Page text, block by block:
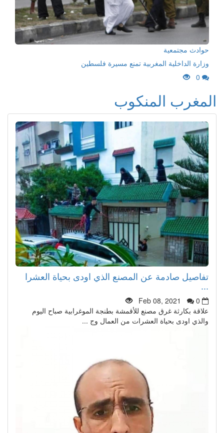
حوادث مجتمعية
وزارة الداخلية المغربية تمنع مسيرة فلسطين
0
المغرب المنكوب
تفاصيل صادمة عن المصنع الذي اودى بحياة العشرا
Feb 08, 2021
0
علاقة بكارثة غرق مصنع للأقمشة بطنجة الموغرابية صباح اليوم
والذي اودى بحياة العشرات من العمال وج ...